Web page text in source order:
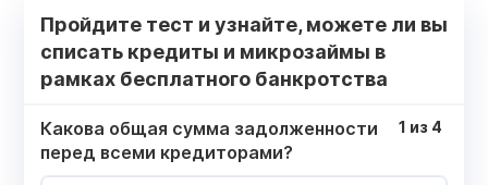
Пройдите тест и узнайте, можете ли вы
списать кредиты и микрозаймы в
рамках бесплатного банкротства
Какова общая сумма задолженности
перед всеми кредиторами?
1 из 4